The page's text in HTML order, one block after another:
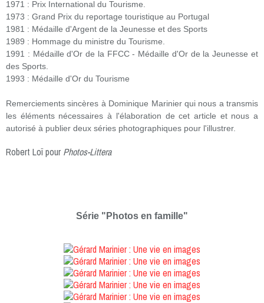
1971 : Prix International du Tourisme.
1973 : Grand Prix du reportage touristique au Portugal
1981 : Médaille d'Argent de la Jeunesse et des Sports
1989 : Hommage du ministre du Tourisme.
1991 : Médaille d'Or de la FFCC - Médaille d'Or de la Jeunesse et
des Sports.
1993 : Médaille d'Or du Tourisme
Remerciements sincères à Dominique Marinier qui nous a transmis
les éléments nécessaires à l'élaboration de cet article et nous a
autorisé à publier deux séries photographiques pour l'illustrer.
Robert Loï pour Photos-Littera
Série "Photos en famille"